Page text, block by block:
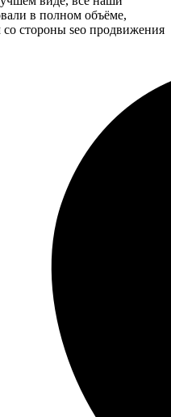
в полном объёме,
со стороны seo продвижения